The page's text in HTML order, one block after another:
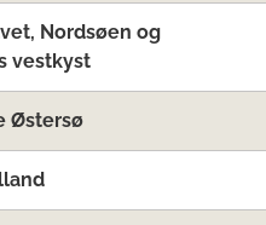
Nordsøen og
vestkyst
Østersø